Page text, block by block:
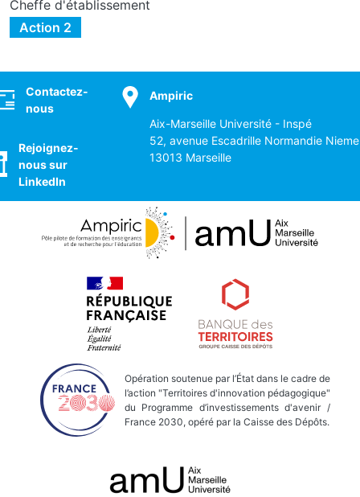
Cheffe d'établissement
Action 2
Contactez-
nous
Rejoignez-
nous sur
LinkedIn
Ampiric
Aix-Marseille Université - Inspé
52, avenue Escadrille Normandie
13013 Marseille
Opération soutenue par l’État dans le cadre de
l’action "Territoires d'innovation pédagogique"
du Programme d’investissements d'avenir /
France 2030, opéré par la Caisse des Dépôts.